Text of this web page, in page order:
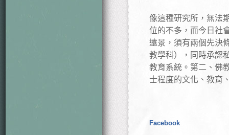
像這種研究所，無法
位的不多，而今日社
遠景，須有兩個先決
教學科），同時承認
教育系統。第二、佛
士程度的文化、教育
Facebook